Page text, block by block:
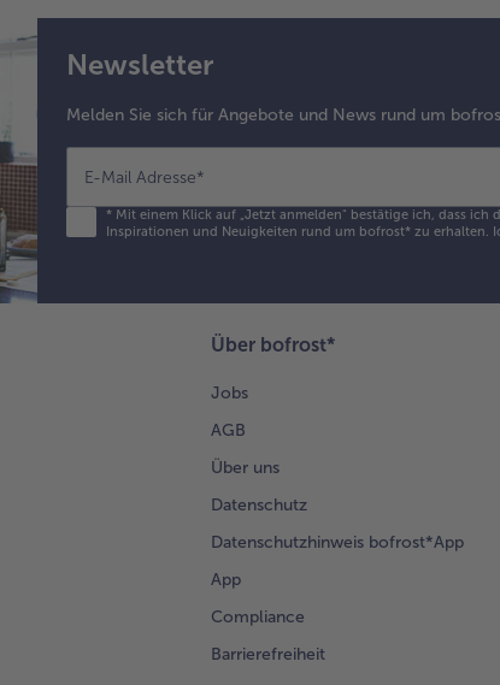
Newsletter
Melden Sie sich für Angebote und News rund um
E-Mail Adresse*
*Mit einem Klick auf „Jetzt anmelden" bestätige ich, dass
Inspirationen und Neuigkeiten rund um bofrost* zu erhalten.
Über bofrost*
Jobs
AGB
Über uns
Datenschutz
Datenschutzhinweis bofrost*App
App
Compliance
Barrierefreiheit